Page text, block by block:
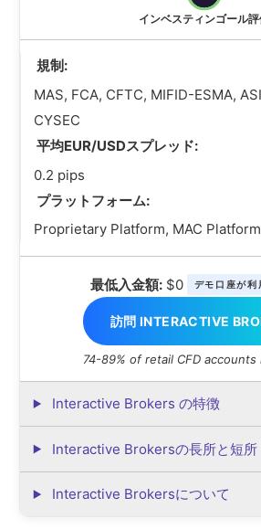
インベスティンゴール
規制:
MAS, FCA, CFTC, MIFID-ESMA,
CYSEC
平均EUR/USDスプレッド:
0.2 pips
プラットフォーム:
Proprietary Platform, MAC
最低入金額:$0 デモ口座が利
訪問 INTERACTIVE
74-89% of retail CFD accounts
Interactive Brokers の特徴
Interactive Brokersの長所と短所
Interactive Brokersについて